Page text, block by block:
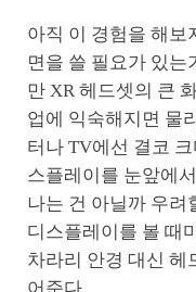
아직 이 경험을 해보
면을 쓸 필요가 있는
만 XR 헤드셋의 큰
업에 익숙해지면 물
터나 TV에선 결코
스플레이를 눈앞에
나는 건 아닐까 우려
디스플레이를 볼 때
차라리 안경 대신 헤
어준다.